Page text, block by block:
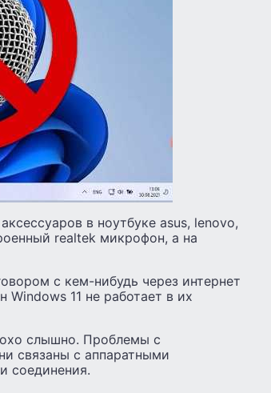
в ноутбуке asus, lenovo,
realtek микрофон, а на
с кем-нибудь через интернет
11 не работает в их
слышно. Проблемы с
связаны с аппаратными
соединения.